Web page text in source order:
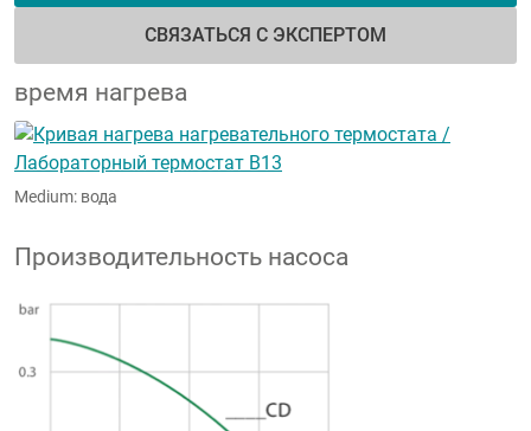
СВЯЗАТЬСЯ С ЭКСПЕРТОМ
время нагрева
Medium: вода
Производительность насоса